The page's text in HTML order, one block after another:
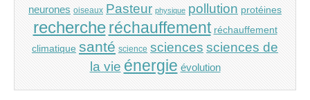
neurones oiseaux Pasteur physique pollution protéines
recherche réchauffement réchauffement
climatique santé science sciences sciences de
la vie énergie évolution